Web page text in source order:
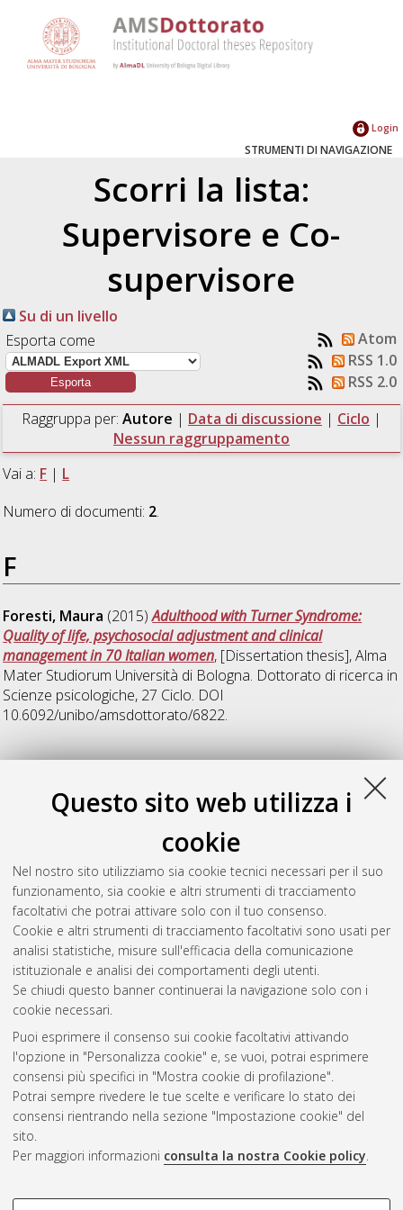
Questo sito web utilizza i
cookie
Nel nostro sito utilizziamo sia cookie tecnici necessari per il suo
funzionamento, sia cookie e altri strumenti di tracciamento
facoltativi che potrai attivare solo con il tuo consenso.
Cookie e altri strumenti di tracciamento facoltativi sono usati per
analisi statistiche, misure sull'efficacia della comunicazione
istituzionale e analisi dei comportamenti degli utenti.
Se chiudi questo banner continuerai la navigazione solo con i
cookie necessari.
Puoi esprimere il consenso sui cookie facoltativi attivando
l'opzione in "Personalizza cookie" e, se vuoi, potrai esprimere
consensi più specifici in "Mostra cookie di profilazione".
Potrai sempre rivedere le tue scelte e verificare lo stato dei
consensi rientrando nella sezione "Impostazione cookie" del
sito.
Per maggiori informazioni consulta la nostra Cookie policy.
COOKIE DI PROFILAZIONE -
Login
STRUMENTI DI NAVIGAZIONE
Scorri la lista:
Supervisore e Co-
supervisore
Su di un livello
Esporta come
Atom
RSS 1.0
RSS 2.0
Raggruppa per: Autore | Data di discussione | Ciclo |
Nessun raggruppamento
Vai a: F | L
Numero di documenti: 2.
F
Foresti, Maura (2015)Adulthood with Turner Syndrome:
Quality of life, psychosocial adjustment and clinical
management in 70 Italian women, [Dissertation thesis], Alma
Mater Studiorum Università di Bologna. Dottorato di ricerca in
Scienze psicologiche, 27 Ciclo. DOI
10.6092/unibo/amsdottorato/6822.
L
Luchetti, Martina (2015)The phenomenological experiences
of Autobiographical Memory: A cross-sectional and a
, [Dissertation thesis], Alma Mater Studiorum
Università di Bologna. Dottorato di ricerca inScienze
psicologiche, 27 Ciclo. DOI 10.6092/unibo/amsdottorato/6887.
Questa lista e' stata generata il Wed Aug 5 20:48:53 2026
Atom
Rss 1.0
Rss 2.0
ISSN: 2038-7946
Impostazioni Cookie